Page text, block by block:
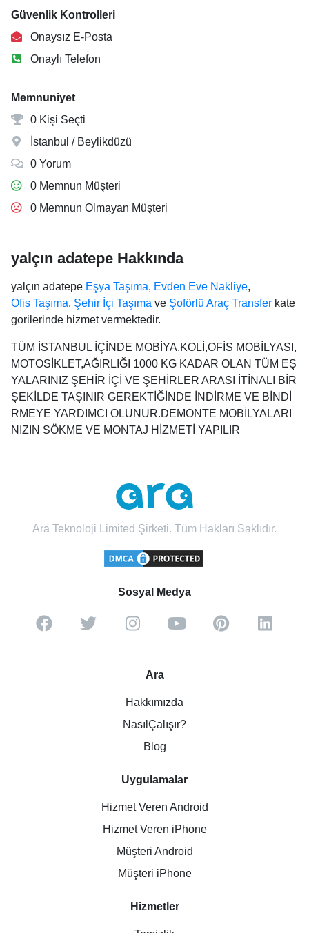
Güvenlik Kontrolleri
Onaysız E-Posta
Onaylı Telefon
Memnuniyet
0 Kişi Seçti
İstanbul / Beylikdüzü
0 Yorum
0 Memnun Müşteri
0 Memnun Olmayan Müşteri
yalçın adatepe Hakkında
yalçın adatepe Eşya Taşıma, Evden Eve Nakliye,
Ofis Taşıma, Şehir İçi Taşıma ve Şoförlü Araç Transfer kate
gorilerinde hizmet vermektedir.
TÜM İSTANBUL İÇİNDE MOBİYA,KOLİ,OFİS MOBİLYASI,
MOTOSİKLET,AĞIRLIĞI 1000 KG KADAR OLAN TÜM EŞ
YALARINIZ ŞEHİR İÇİ VE ŞEHİRLER ARASI İTİNALI BİR
ŞEKİLDE TAŞINIR GEREKTİĞİNDE İNDİRME VE BİNDİ
RMEYE YARDIMCI OLUNUR.DEMONTE MOBİLYALARI
NIZIN SÖKME VE MONTAJ HİZMETİ YAPILIR
Ara Teknoloji Limited Şirketi. Tüm Hakları Saklıdır.
Sosyal Medya
Ara
Hakkımızda
NasılÇalışır?
Blog
Uygulamalar
Hizmet Veren Android
Hizmet Veren iPhone
Müşteri Android
Müşteri iPhone
Hizmetler